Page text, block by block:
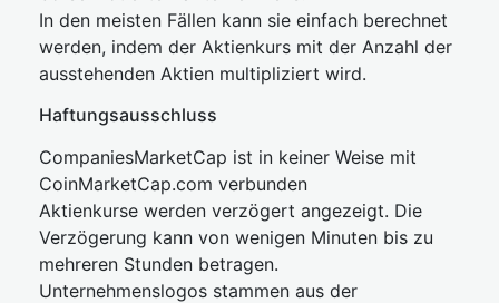
In den meisten Fällen kann sie einfach berechnet
werden, indem der Aktienkurs mit der Anzahl der
ausstehenden Aktien multipliziert wird.
Haftungsausschluss
CompaniesMarketCap ist in keiner Weise mit
CoinMarketCap.com verbunden
Aktienkurse werden verzögert angezeigt. Die
Verzögerung kann von wenigen Minuten bis zu
mehreren Stunden betragen.
Unternehmenslogos stammen aus der